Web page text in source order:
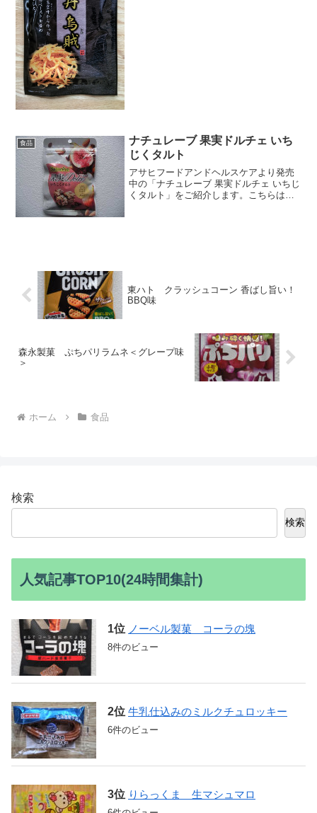
食品
ナチュレーブ 果実ドルチェ いち
じくタルト
アサヒフードアンドヘルスケアより発売
中の「ナチュレーブ 果実ドルチェ いちじ
くタルト」をご紹介します。こちらはロ
東ハト クラッシュコーン 香ばし旨い！
BBQ味
森永製菓 ぷちパリラムネ＜グレープ味
＞
ホーム 食品
検索
検索
人気記事TOP10(24時間集計)
ノーベル製菓 コーラの塊
8件のビュー
牛乳仕込みのミルクチュロッキー
6件のビュー
りらっくま 生マシュマロ